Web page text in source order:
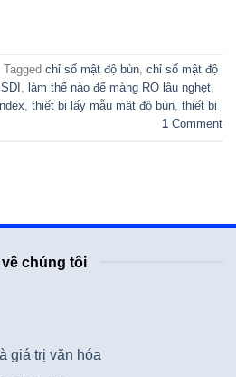
Tagged chỉ số mật độ bùn chỉ số mật độ
làm thế nào để màng RO lâu nghẹt
thiết bị lấy mẫu mật độ bùn thiết bị
1 Comment
về chúng tôi
giá trị văn hóa